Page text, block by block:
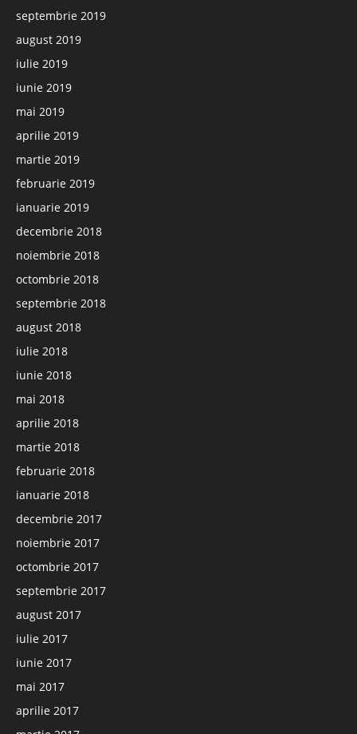
septembrie 2019
august 2019
iulie 2019
iunie 2019
mai 2019
aprilie 2019
martie 2019
februarie 2019
ianuarie 2019
decembrie 2018
noiembrie 2018
octombrie 2018
septembrie 2018
august 2018
iulie 2018
iunie 2018
mai 2018
aprilie 2018
martie 2018
februarie 2018
ianuarie 2018
decembrie 2017
noiembrie 2017
octombrie 2017
septembrie 2017
august 2017
iulie 2017
iunie 2017
mai 2017
aprilie 2017